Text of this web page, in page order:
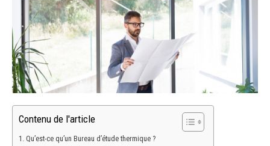
Contenu de l'article
Qu’est-ce qu’un Bureau d’étude thermique ?